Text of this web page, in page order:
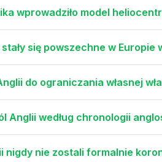
wprowadziło model
się powszechne w Europie
do ograniczania własnej
Anglii według chronologii
nigdy nie zostali formalnie